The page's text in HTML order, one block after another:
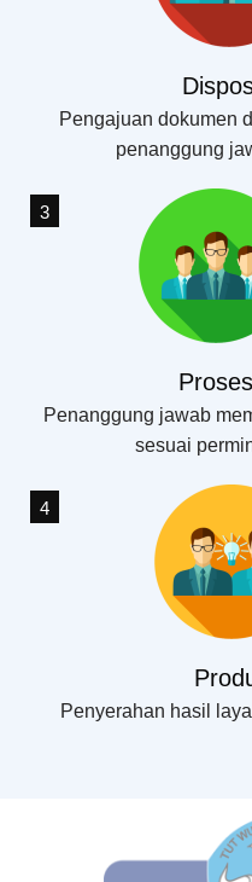
Pengajuan dokumen
penanggung
Proses
Penanggung jawab
sesuai
3
Penyerahan hasil
4